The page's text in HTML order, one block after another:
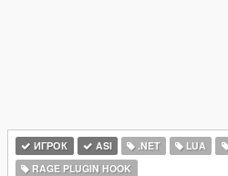
ИГРОК ASI .NET LUA
RAGE PLUGIN HOOK